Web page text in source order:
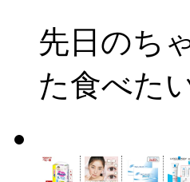
先日のち
た食べた